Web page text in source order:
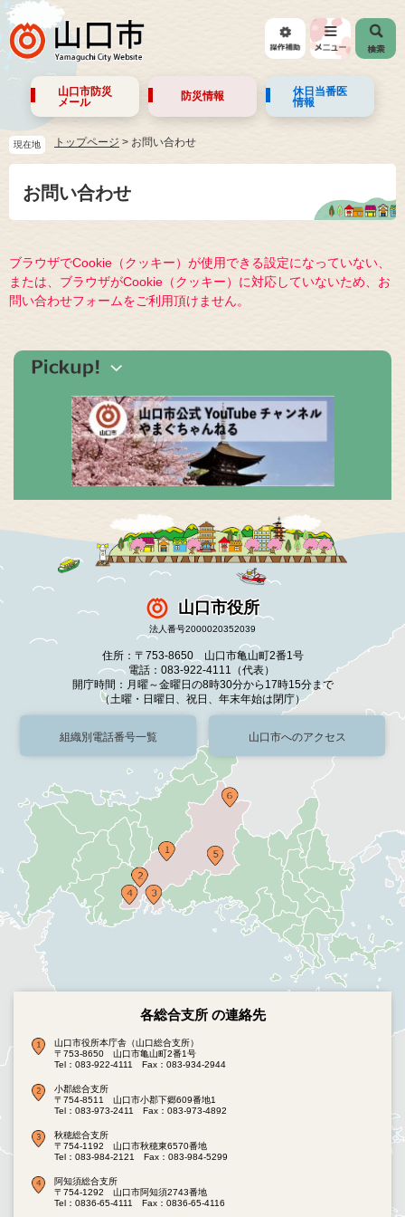
山口市防災
メール
防災情報
休日当番医
情報
現在地 トップページ > お問い合わせ
お問い合わせ
ブラウザでCookie（クッキー）が使用できる設定になっていない、
または、ブラウザがCookie（クッキー）に対応していないため、お
問い合わせフォームをご利用頂けません。
山口市役所
法人番号2000020352039
住所：〒753-8650 山口市亀山町2番1号
電話：083-922-4111（代表）
開庁時間：月曜～金曜日の8時30分から17時15分まで
（土曜・日曜日、祝日、年末年始は閉庁）
組織別電話番号一覧 山口市へのアクセス
各総合支所 の連絡先
山口市役所本庁舎（山口総合支所）
〒753-8650 山口市亀山町2番1号
Tel：083-922-4111
Fax：083-934-2944
小郡総合支所
〒754-8511 山口市小郡下郷609番地1
Tel：083-973-2411
Fax：083-973-4892
秋穂総合支所
〒754-1192 山口市秋穂東6570番地
Tel：083-984-2121
Fax：083-984-5299
阿知須総合支所
〒754-1292 山口市阿知須2743番地
Tel：0836-65-4111
Fax：0836-65-4116